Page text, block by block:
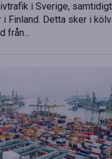
i Sverige,
Finland. Detta sker i
från…